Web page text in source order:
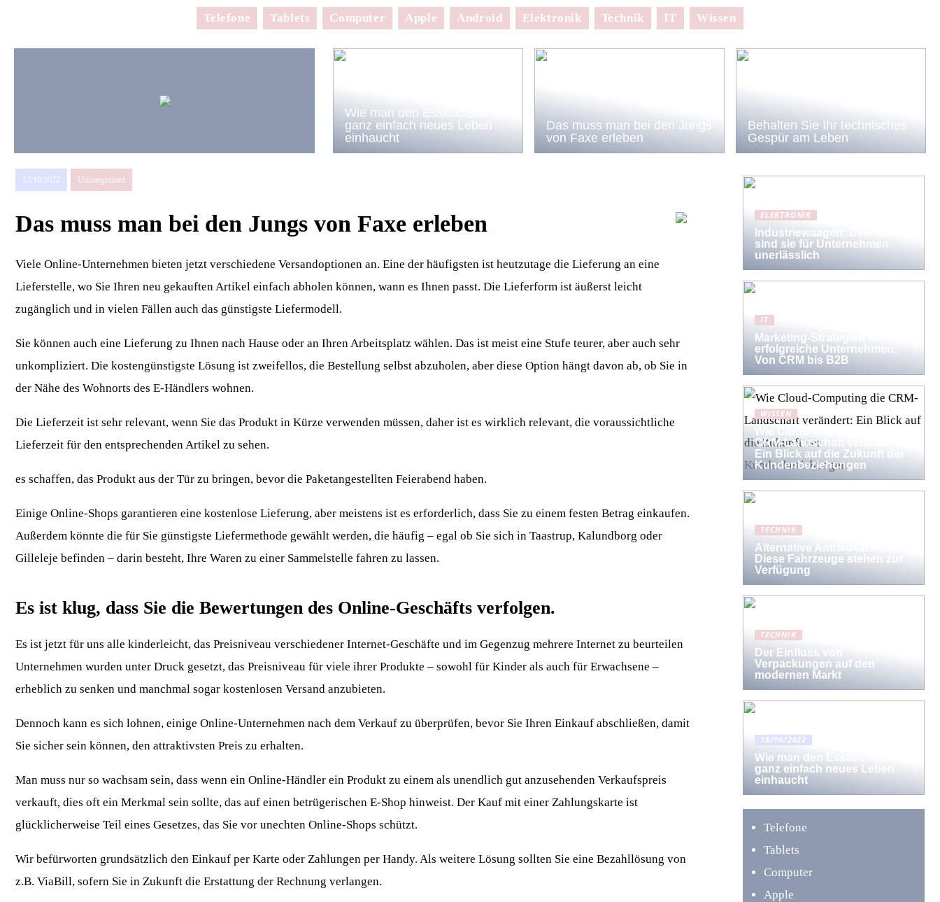
Telefone Tablets Computer Apple Android Elektronik Technik IT Wissen
Wie man den Esstischstühlen
ganz einfach neues Leben
einhaucht
Das muss man bei den Jungs
von Faxe erleben
Behalten Sie Ihr technisches
Gespür am Leben
13/10/2022 Uncategorized
Das muss man bei den Jungs von Faxe erleben
Viele Online-Unternehmen bieten jetzt verschiedene Versandoptionen an. Eine der häufigsten ist heutzutage die Lieferung an eine
Lieferstelle, wo Sie Ihren neu gekauften Artikel einfach abholen können, wann es Ihnen passt. Die Lieferform ist äußerst leicht
zugänglich und in vielen Fällen auch das günstigste Liefermodell.
Sie können auch eine Lieferung zu Ihnen nach Hause oder an Ihren Arbeitsplatz wählen. Das ist meist eine Stufe teurer, aber auch sehr
unkompliziert. Die kostengünstigste Lösung ist zweifellos, die Bestellung selbst abzuholen, aber diese Option hängt davon ab, ob Sie in
der Nähe des Wohnorts des E-Händlers wohnen.
Die Lieferzeit ist sehr relevant, wenn Sie das Produkt in Kürze verwenden müssen, daher ist es wirklich relevant, die voraussichtliche
Lieferzeit für den entsprechenden Artikel zu sehen.
es schaffen, das Produkt aus der Tür zu bringen, bevor die Paketangestellten Feierabend haben.
Einige Online-Shops garantieren eine kostenlose Lieferung, aber meistens ist es erforderlich, dass Sie zu einem festen Betrag einkaufen.
Außerdem könnte die für Sie günstigste Liefermethode gewählt werden, die häufig – egal ob Sie sich in Taastrup, Kalundborg oder
Gilleleje befinden – darin besteht, Ihre Waren zu einer Sammelstelle fahren zu lassen.
Es ist klug, dass Sie die Bewertungen des Online-Geschäfts verfolgen.
Es ist jetzt für uns alle kinderleicht, das Preisniveau verschiedener Internet-Geschäfte und im Gegenzug mehrere Internet zu beurteilen
Unternehmen wurden unter Druck gesetzt, das Preisniveau für viele ihrer Produkte – sowohl für Kinder als auch für Erwachsene –
erheblich zu senken und manchmal sogar kostenlosen Versand anzubieten.
Dennoch kann es sich lohnen, einige Online-Unternehmen nach dem Verkauf zu überprüfen, bevor Sie Ihren Einkauf abschließen, damit
Sie sicher sein können, den attraktivsten Preis zu erhalten.
Man muss nur so wachsam sein, dass wenn ein Online-Händler ein Produkt zu einem als unendlich gut anzusehenden Verkaufspreis
verkauft, dies oft ein Merkmal sein sollte, das auf einen betrügerischen E-Shop hinweist. Der Kauf mit einer Zahlungskarte ist
glücklicherweise Teil eines Gesetzes, das Sie vor unechten Online-Shops schützt.
Wir befürworten grundsätzlich den Einkauf per Karte oder Zahlungen per Handy. Als weitere Lösung sollten Sie eine Bezahllösung von
z.B. ViaBill, sofern Sie in Zukunft die Erstattung der Rechnung verlangen.
ELEKTRONIK
Industriewaagen: Deshalb
sind sie für Unternehmen
unerlässlich
IT
Marketing-Strategien für
erfolgreiche Unternehmen:
Von CRM bis B2B
WISSEN
Wie Cloud-Computing die
CRM-Landschaft verändert:
Ein Blick auf die Zukunft der
Kundenbeziehungen
TECHNIK
Alternative Antriebsarten:
Diese Fahrzeuge stehen zur
Verfügung
TECHNIK
Der Einfluss von
Verpackungen auf den
modernen Markt
18/10/2022
Wie man den Esstischstühlen
ganz einfach neues Leben
einhaucht
Telefone
Tablets
Computer
Apple